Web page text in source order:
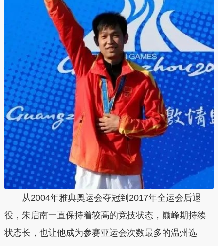
从2004年雅典奥运会夺冠到2017年全运会后退
役，朱启南一直保持着较高的竞技状态，巅峰期持续
状态长，也让他成为参赛亚运会次数最多的温州选